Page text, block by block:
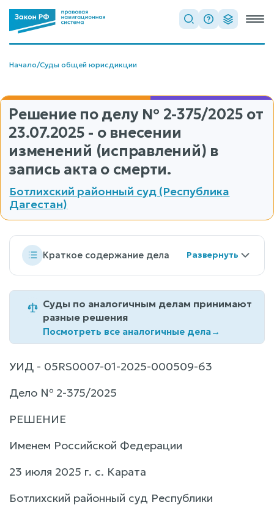
Начало/Суды общей юрисдикции
Решение по делу № 2-375/2025 от
23.07.2025 - о внесении
изменений (исправлений) в
запись акта о смерти.
Ботлихский районный суд (Республика
Дагестан)
Краткое содержание дела
Суды по аналогичным делам принимают
разные решения
Посмотреть все аналогичные дела→
УИД - 05RS0007-01-2025-000509-63
Дело № 2-375/2025
РЕШЕНИЕ
Именем Российской Федерации
23 июля 2025 г. с. Карата
Ботлихский районный суд Республики